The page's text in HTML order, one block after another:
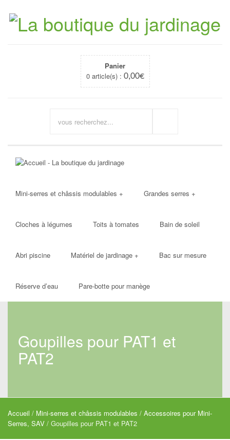
Panier
0 article(s) : 0,00€
Mini-serres et châssis modulables + Grandes serres +
Cloches à légumes Toits à tomates Bain de soleil
Abri piscine Matériel de jardinage + Bac sur mesure
Réserve d’eau Pare-botte pour manège
Goupilles pour PAT1 et
PAT2
Accueil / Mini-serres et châssis modulables / Accessoires pour Mini-
Serres, SAV / Goupilles pour PAT1 et PAT2